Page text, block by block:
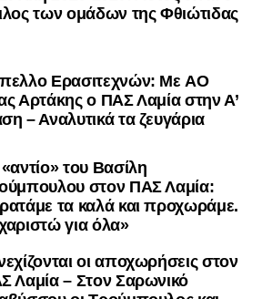
των ομάδων της Φθιώτιδας
Ερασιτεχνών: Με AO
Αρτάκης ο ΠΑΣ Λαμία στην Α’
– Αναλυτικά τα ζευγάρια
του Βασίλη
στον ΠΑΣ Λαμία:
τα καλά και προχωράμε.
για όλα»
οι αποχωρήσεις στον
Λαμία – Στον Σαρωνικό